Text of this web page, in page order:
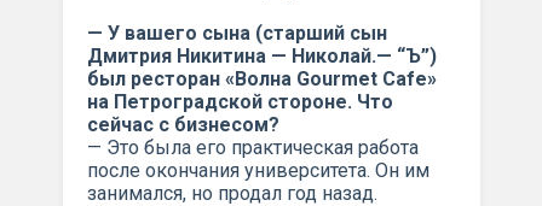
— У вашего сына (старший сын
Дмитрия Никитина — Николай.— “Ъ”)
был ресторан «Волна Gourmet Cafe»
на Петроградской стороне. Что
сейчас с бизнесом?
— Это была его практическая работа
после окончания университета. Он им
занимался, но продал год назад.